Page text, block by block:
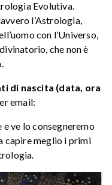
Evolutiva.
l’Astrologia,
con l’Universo,
che non è
di nascita (data, ora
email:
ve lo consegneremo
capire meglio i primi